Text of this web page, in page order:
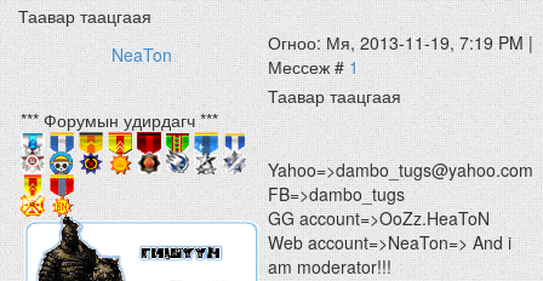
Таавар таацгаая
NeaTon
Огноо: Мя, 2013-11-19, 7:19 PM |
Мессеж #1
*** Форумын удирдагч ***
Таавар таацгаая
Yahoo=>dambo_tugs@yahoo.com
FB=>dambo_tugs
GG account=>OoZz.HeaToN
Web account=>NeaTon=> And i
am moderator!!!